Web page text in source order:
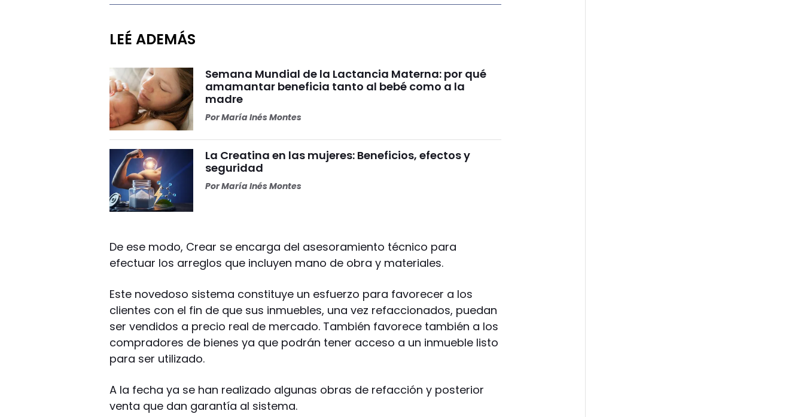
LEÉ ADEMÁS
Semana Mundial de la Lactancia Materna: por qué
amamantar beneficia tanto al bebé como a la
madre
PorMaría Inés Montes
La Creatina en las mujeres: Beneficios, efectos y
seguridad
PorMaría Inés Montes
De ese modo, Crear se encarga del asesoramiento técnico para
efectuar los arreglos que incluyen mano de obra y materiales.
Este novedoso sistema constituye un esfuerzo para favorecer a los
clientes con el fin de que sus inmuebles, una vez refaccionados, puedan
ser vendidos a precio real de mercado. También favorece también a los
compradores de bienes ya que podrán tener acceso a un inmueble listo
para ser utilizado.
A la fecha ya se han realizado algunas obras de refacción y posterior
venta que dan garantía al sistema.